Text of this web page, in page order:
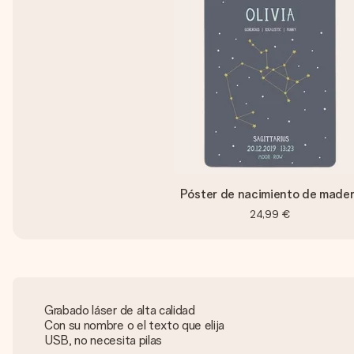
Póster de nacimiento de
24,99 €
Grabado láser de alta calidad
Con su nombre o el texto que elija
USB, no necesita pilas